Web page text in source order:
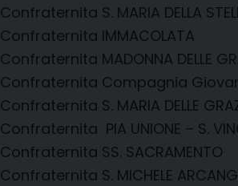
Confraternita S. MARIA DELLA
Confraternita IMMACOLATA
Confraternita MADONNA DELLE
Confraternita Compagnia
Confraternita S. MARIA DELLE
Confraternita PIA UNIONE – S.
Confraternita SS. SACRAMENTO
Confraternita S. MICHELE